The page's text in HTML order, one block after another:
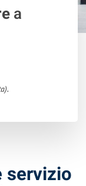
a
servizio